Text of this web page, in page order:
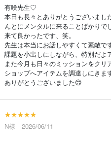
有咲先生♡
本日も長々とありがとうございまし
んとにメンタルに来ることばかりで
来て良かったです、笑。
先生は本当にお話しやすくて素敵で
課題を小出しにしながら、特別だよ
また今月も日々のミッションをク
ショップへアイテムを調達しにきま
ありがとうございました😊
★★★★★
N様 2026/06/11